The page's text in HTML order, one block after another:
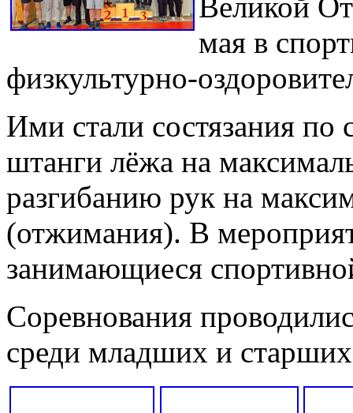
мая в
физкультурно-
Ими стали состязания
штанги лёжа на
разгибанию рук на
(отжимания). В
занимающиеся
Соревнования
среди младших и